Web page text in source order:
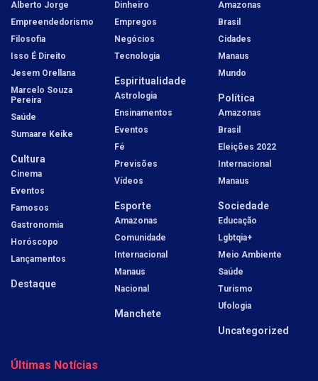
Alberto Jorge
Empreendedorismo
Filosofia
Isso É Direito
Jesem Orellana
Marcelo Souza
Pereira
Saúde
Sumaare Keike
Cultura
Cinema
Eventos
Famosos
Gastronomia
Horóscopo
Lançamentos
Destaque
Dinheiro
Empregos
Negócios
Tecnologia
Espiritualidade
Astrologia
Ensinamentos
Eventos
Fé
Previsões
Vídeos
Esporte
Amazonas
Comunidade
Internacional
Manaus
Nacional
Manchete
Amazonas
Brasil
Cidades
Manaus
Mundo
Política
Amazonas
Brasil
Eleições 2022
Internacional
Manaus
Sociedade
Educação
Lgbtqia+
Meio Ambiente
Saúde
Turismo
Ufologia
Uncategorized
Últimas Notícias